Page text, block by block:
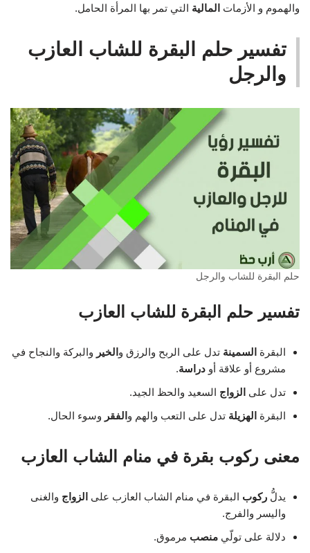
والهموم و الأزمات المالية التي تمر بها المرأة الحامل.
تفسير حلم البقرة للشاب العازب
والرجل
حلم البقرة للشاب والرجل
تفسير حلم البقرة للشاب العازب
البقرة السمينة تدل على الربح والرزق و الخير والبركة والنجاح في
مشروع أو علاقة أو دراسة.
تدل على الزواج السعيد والحظ الجيد.
البقرة الهزيلة تدل على التعب والهم و الفقر وسوء الحال.
معنى ركوب بقرة في منام الشاب العازب
يدلُّ ركوب البقرة في منام الشاب العازب على الزواج والغنى
واليسر والفرج.
دلالة على تولّي منصب مرموق.